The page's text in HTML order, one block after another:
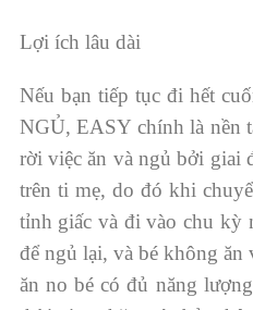
Lợi ích lâu dài
Nếu bạn tiếp tục đi hết
NGỦ, EASY chính là nền
rời việc ăn và ngủ bởi giai
trên ti mẹ, do đó khi
tỉnh giấc và đi vào chu kỳ
để ngủ lại, và bé không ăn
ăn no bé có đủ năng